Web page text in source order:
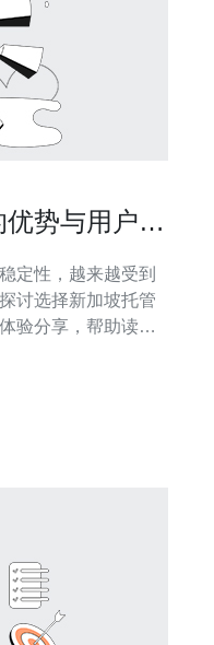
势与用户体
定性，越来越受到
讨选择新加坡托管
验分享，帮助读者